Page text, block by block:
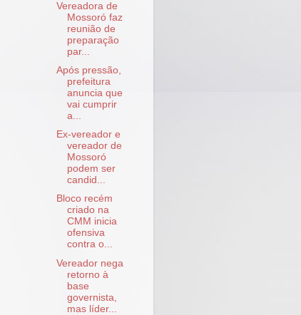
Vereadora de
Mossoró faz
reunião de
preparação
par...
Após pressão,
prefeitura
anuncia que
vai cumprir
a...
Ex-vereador e
vereador de
Mossoró
podem ser
candid...
Bloco recém
criado na
CMM inicia
ofensiva
contra o...
Vereador nega
retorno à
base
governista,
mas líder...